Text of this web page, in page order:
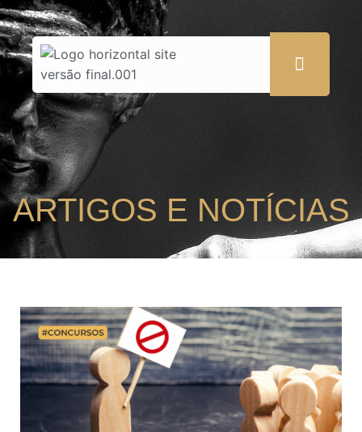
ARTIGOS E NOTÍCIAS